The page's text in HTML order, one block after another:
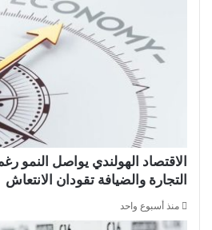
الاقتصاد الهولندي يواصل النمو
التجارة والضيافة تقودان الانتعاش
منذ أسبوع واحد